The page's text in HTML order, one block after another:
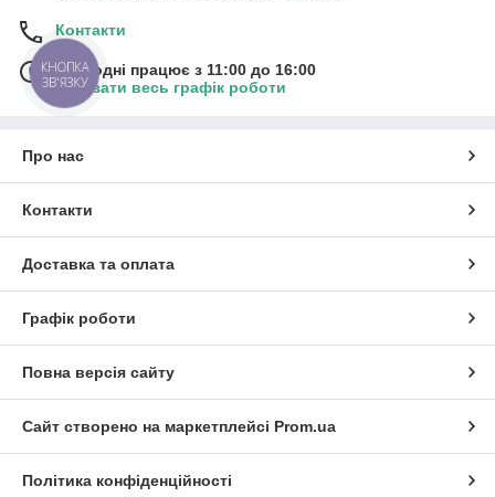
Контакти
Сьогодні працює з 11:00 до 16:00
Показати весь графік роботи
Про нас
Контакти
Доставка та оплата
Графік роботи
Повна версія сайту
Сайт створено на маркетплейсі Prom.ua
Політика конфіденційності
КНОПКА
ЗВ'ЯЗКУ